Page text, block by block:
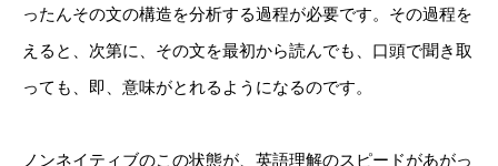
ったんその文の構造を分析する過程が必要です。その過程を
えると、次第に、その文を最初から読んでも、口頭で聞き取
っても、即、意味がとれるようになるのです。
ノンネイティブのこの状態が、英語理解のスピードがあがっ